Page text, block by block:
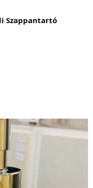
Szappantartó